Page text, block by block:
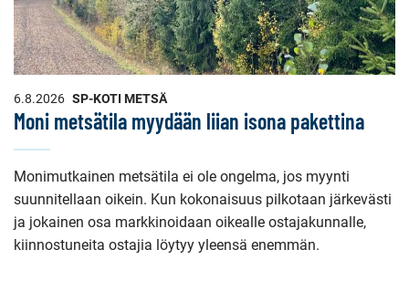
6.8.2026 SP-KOTI METSÄ
Moni metsätila myydään liian isona pakettina
Monimutkainen metsätila ei ole ongelma, jos myynti
suunnitellaan oikein. Kun kokonaisuus pilkotaan järkevästi
ja jokainen osa markkinoidaan oikealle ostajakunnalle,
kiinnostuneita ostajia löytyy yleensä enemmän.